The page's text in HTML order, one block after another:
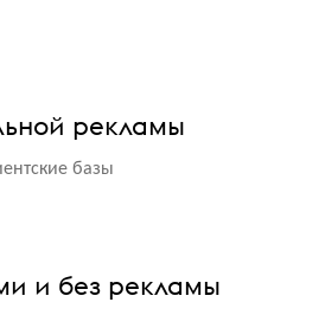
рекламы
базы
и без рекламы